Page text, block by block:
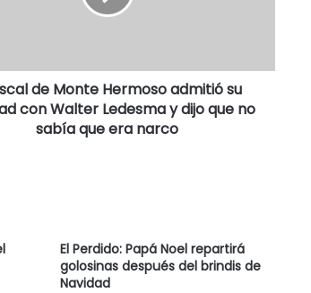
de Monte Hermoso admitió su
con Walter Ledesma y dijo que no
sabía que era narco
El Perdido: Papá Noel repartirá
golosinas después del brindis de
Navidad